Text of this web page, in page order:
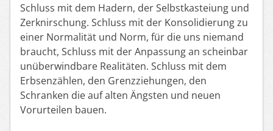
Schluss mit dem Hadern, der Selbstkasteiung und
Zerknirschung. Schluss mit der Konsolidierung zu
einer Normalität und Norm, für die uns niemand
braucht, Schluss mit der Anpassung an scheinbar
unüberwindbare Realitäten. Schluss mit dem
Erbsenzählen, den Grenzziehungen, den
Schranken die auf alten Ängsten und neuen
Vorurteilen bauen.